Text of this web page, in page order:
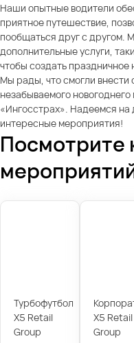
Наши опытные водители
приятное путешествие,
пообщаться друг с другом.
дополнительные услуги,
чтобы создать праздничное
Мы рады, что смогли внести
незабываемого
«Ингосстрах». Надеемся
интересные мероприятия!
Посмотрите
Турбофутбол
X5 Retail
Group
X5 Retail
Group